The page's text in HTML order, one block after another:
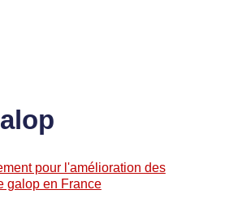
pour l'amélioration des
galop en France